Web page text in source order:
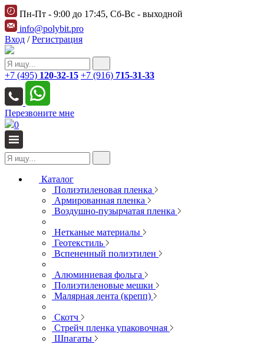
Пн-Пт - 9:00 до 17:45, Сб-Вс - выходной
info@polybit.pro
Вход /Регистрация
+7 (495) 120-32-15 +7 (916) 715-31-33
Перезвоните мне
0
Каталог
Полиэтиленовая пленка
Армированная пленка
Воздушно-пузырчатая пленка
Нетканые материалы
Геотекстиль
Вспененный полиэтилен
Алюминиевая фольга
Полиэтиленовые мешки
Малярная лента (крепп)
Скотч
Стрейч пленка упаковочная
Шпагаты